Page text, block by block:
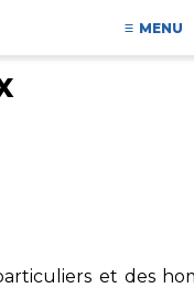
MENU
et des